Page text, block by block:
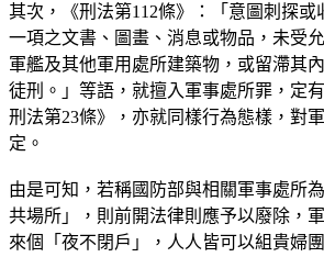
其次，《刑法第112條》：「意圖刺探或
一項之文書、圖畫、消息或物品，未受
軍艦及其他軍用處所建築物，或留滯其
徒刑。」等語，就擅入軍事處所罪，定
刑法第23條》，亦就同樣行為態樣，對
定。
由是可知，若稱國防部與相關軍事處所
共場所」，則前開法律則應予以廢除，
來個「夜不閉戶」，人人皆可以組貴婦